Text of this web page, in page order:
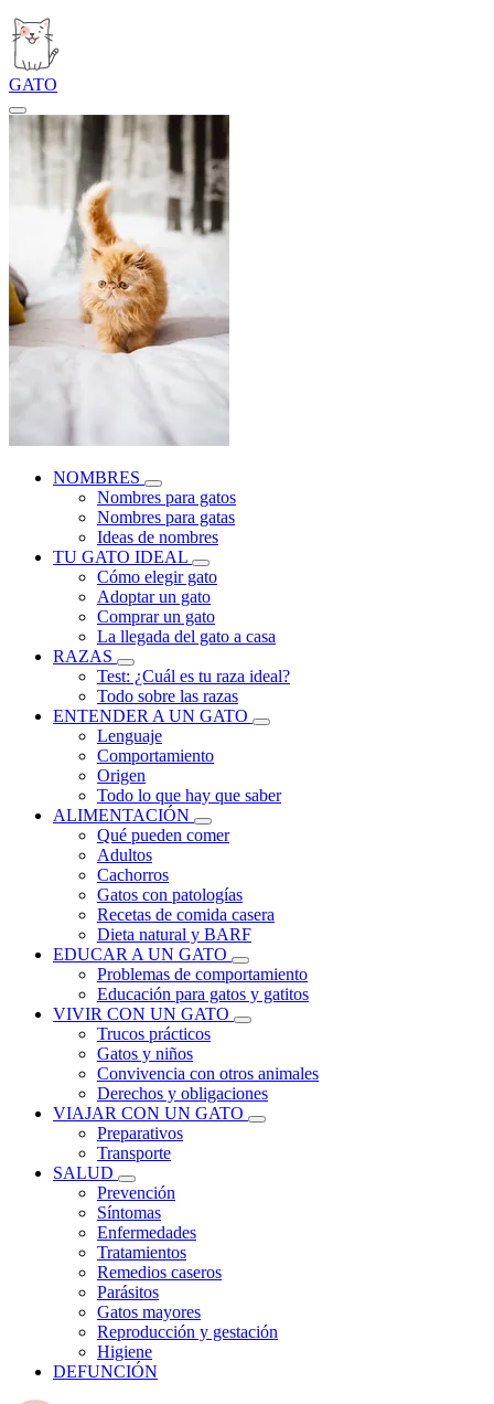
GATO
NOMBRES
Nombres para gatos
Nombres para gatas
Ideas de nombres
TU GATO IDEAL
Cómo elegir gato
Adoptar un gato
Comprar un gato
La llegada del gato a casa
RAZAS
Test: ¿Cuál es tu raza ideal?
Todo sobre las razas
ENTENDER A UN GATO
Lenguaje
Comportamiento
Origen
Todo lo que hay que saber
ALIMENTACIÓN
Qué pueden comer
Adultos
Cachorros
Gatos con patologías
Recetas de comida casera
Dieta natural y BARF
EDUCAR A UN GATO
Problemas de comportamiento
Educación para gatos y gatitos
VIVIR CON UN GATO
Trucos prácticos
Gatos y niños
Convivencia con otros animales
Derechos y obligaciones
VIAJAR CON UN GATO
Preparativos
Transporte
SALUD
Prevención
Síntomas
Enfermedades
Tratamientos
Remedios caseros
Parásitos
Gatos mayores
Reproducción y gestación
Higiene
DEFUNCIÓN